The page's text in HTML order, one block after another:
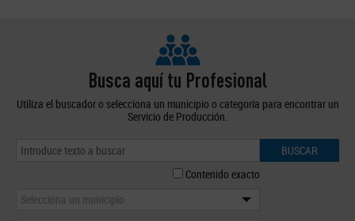
Busca aquí tu Profesional
Utiliza el buscador o selecciona un municipio o categoría para encontrar un
Servicio de Producción.
BUSCAR
Contenido exacto
Selecciona un municipio